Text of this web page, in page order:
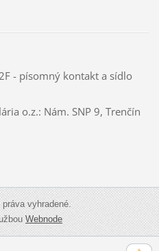
- písomný kontakt a sídlo
o.z.: Nám. SNP 9, Trenčín
vyhradené.
Webnode